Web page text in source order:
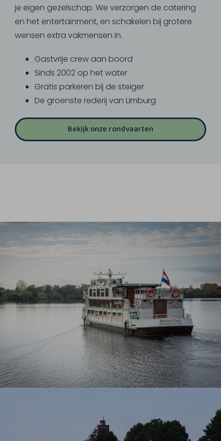
je eigen gezelschap. We verzorgen de catering
en het entertainment, en schakelen bij grotere
wensen extra vakmensen in.
Gastvrije crew aan boord
Sinds 2002 op het water
Gratis parkeren bij de steiger
De groenste rederij van Limburg
Bekijk onze rondvaarten